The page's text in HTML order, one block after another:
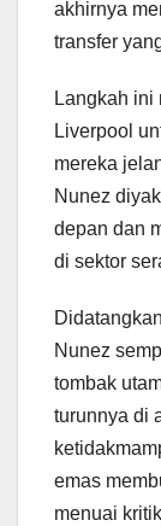
akhirnya
transfer
Langkah ini
Liverpool
mereka
Nunez
depan dan
di sektor
Nunez
tombak
turunnya di
emas
menuai